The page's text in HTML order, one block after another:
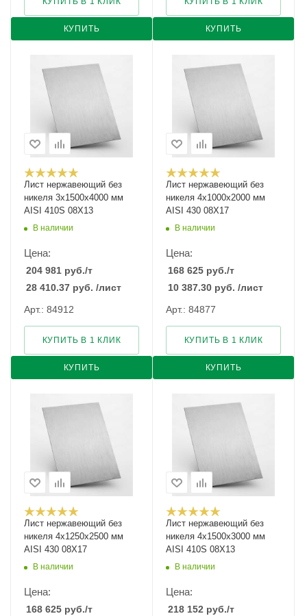
КУПИТЬ КУПИТЬ
Лист нержавеющий без
никеля 3х1500х4000 мм
AISI 410S 08Х13
В наличии
Цена:
204 981 руб./т
28 410.37 руб. /лист
Арт.: 84912
КУПИТЬ
КУПИТЬ В 1 КЛИК
Лист нержавеющий без
никеля 4х1000х2000 мм
AISI 430 08Х17
В наличии
Цена:
168 625 руб./т
10 387.30 руб. /лист
Арт.: 84877
КУПИТЬ
КУПИТЬ В 1 КЛИК
Лист нержавеющий без
никеля 4х1250х2500 мм
AISI 430 08Х17
В наличии
Цена:
168 625 руб./т
Лист нержавеющий без
никеля 4х1500х3000 мм
AISI 410S 08Х13
В наличии
Цена:
218 152 руб./т